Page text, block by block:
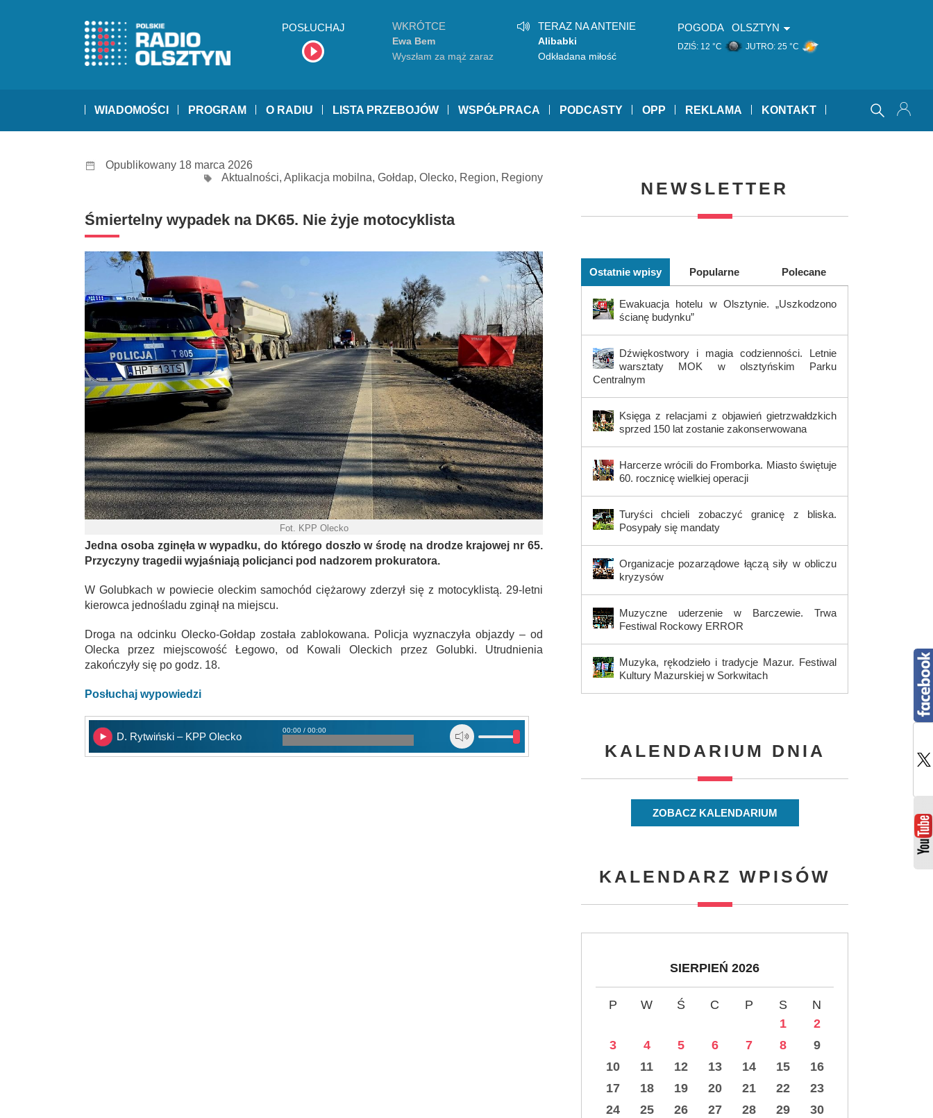
POSŁUCHAJ WKRÓTCE
Ewa Bem
Wyszłam za mąż zaraz
TERAZ NA ANTENIE
Alibabki
Odkładana miłość
POGODA OLSZTYN
DZIŚ: 12 °C JUTRO: 25 °C
WIADOMOŚCI PROGRAM O RADIU LISTA PRZEBOJÓW WSPÓŁPRACA PODCASTY OPP REKLAMA KONTAKT
Opublikowany 18 marca 2026
Aktualności, Aplikacja mobilna, Gołdap, Olecko, Region, Regiony
Śmiertelny wypadek na DK65. Nie żyje motocyklista
Fot. KPP Olecko
Jedna osoba zginęła w wypadku, do którego doszło w środę na drodze krajowej nr 65.
Przyczyny tragedii wyjaśniają policjanci pod nadzorem prokuratora.
W Golubkach w powiecie oleckim samochód ciężarowy zderzył się z motocyklistą. 29-letni
kierowca jednośladu zginął na miejscu.
Droga na odcinku Olecko-Gołdap została zablokowana. Policja wyznaczyła objazdy – od
Olecka przez miejscowość Łegowo, od Kowali Oleckich przez Golubki. Utrudnienia
zakończyły się po godz. 18.
Posłuchaj wypowiedzi
D. Rytwiński – KPP Olecko
00:00 / 00:00
NEWSLETTER
Ostatnie wpisy Popularne Polecane
Ewakuacja hotelu w Olsztynie. „Uszkodzono
ścianę budynku”
Dźwiękostwory i magia codzienności. Letnie
warsztaty MOK w olsztyńskim Parku
Centralnym
Księga z relacjami z objawień gietrzwałdzkich
sprzed 150 lat zostanie zakonserwowana
Harcerze wrócili do Fromborka. Miasto świętuje
60. rocznicę wielkiej operacji
Turyści chcieli zobaczyć granicę z bliska.
Posypały się mandaty
Organizacje pozarządowe łączą siły w obliczu
kryzysów
Muzyczne uderzenie w Barczewie. Trwa
Festiwal Rockowy ERROR
Muzyka, rękodzieło i tradycje Mazur. Festiwal
Kultury Mazurskiej w Sorkwitach
KALENDARIUM DNIA
ZOBACZ KALENDARIUM
KALENDARZ WPISÓW
SIERPIEŃ 2026
P W Ś C P S
N
1
2
3
4 5 6 7 8
9
10
11 12 13 14 15
16
17
18 19 20 21 22
23
24
25 26 27 28 29
30